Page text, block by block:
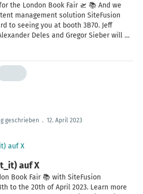
London Book Fair 🛫 📚 And we
management solution SiteFusion
to seeing you at booth 3B70. Jeff
Deles and Gregor Sieber will be
geschrieben . 12. April 2023
auf X
📚 with SiteFusion
to the 20th of April 2023. Learn more